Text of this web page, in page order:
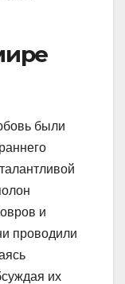
были
и
проводили
их